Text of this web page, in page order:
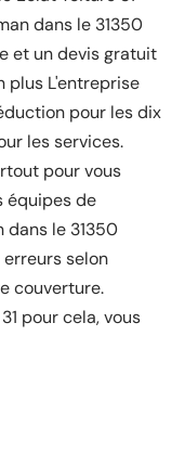
dans le 31350
et un devis gratuit
plus L'entreprise
pour les dix
les services.
pour vous
équipes de
dans le 31350
selon
couverture.
pour cela, vous